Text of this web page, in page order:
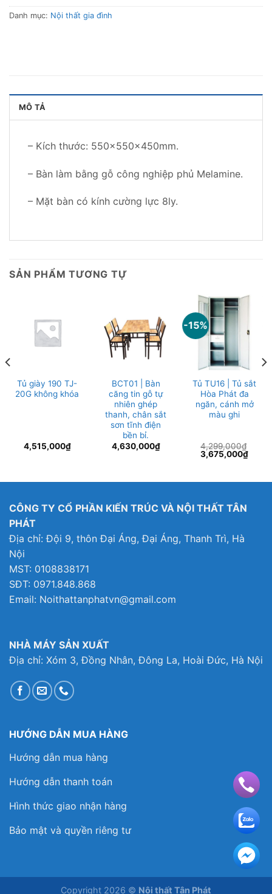
Danh mục: Nội thất gia đình
MÔ TẢ
– Kích thước: 550x550x450mm.
– Bàn làm bằng gỗ công nghiệp phủ Melamine.
– Mặt bàn có kính cường lực 8ly.
SẢN PHẨM TƯƠNG TỰ
Tủ giày 190 TJ-
20G không khóa
4,515,000₫
BCT01 | Bàn
căng tin gỗ tự
nhiên ghép
thanh, chân sắt
sơn tĩnh điện
bền bỉ.
4,630,000₫
-15%
Tủ TU16 | Tủ sắt
Hòa Phát đa
ngăn, cánh mở
màu ghi
4,299,000₫
Giá
gốc
3,675,000₫Giá
CÔNG TY CỔ PHẦN KIẾN TRÚC VÀ NỘI THẤT TÂN
PHÁT
Địa chỉ: Đội 9, thôn Đại Áng, Đại Áng, Thanh Trì, Hà
Nội
MST: 0108838171
SĐT: 0971.848.868
Email: Noithattanphatvn@gmail.com
NHÀ MÁY SẢN XUẤT
Địa chỉ: Xóm 3, Đồng Nhân, Đông La, Hoài Đức, Hà Nội
HƯỚNG DẪN MUA HÀNG
Hướng dẫn mua hàng
Hướng dẫn thanh toán
Hình thức giao nhận hàng
Bảo mật và quyền riêng tư
Copyright 2026 © Nội thất Tân Phát